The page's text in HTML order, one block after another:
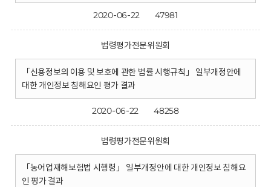
2020-06-22 47981
법령평가전문위원회
「신용정보의 이용 및 보호에 관한 법률 시행규칙」 일부개정안에
대한 개인정보 침해요인 평가 결과
2020-06-22 48258
법령평가전문위원회
「농어업재해보험법 시행령」 일부개정안에 대한 개인정보 침해요
인 평가 결과